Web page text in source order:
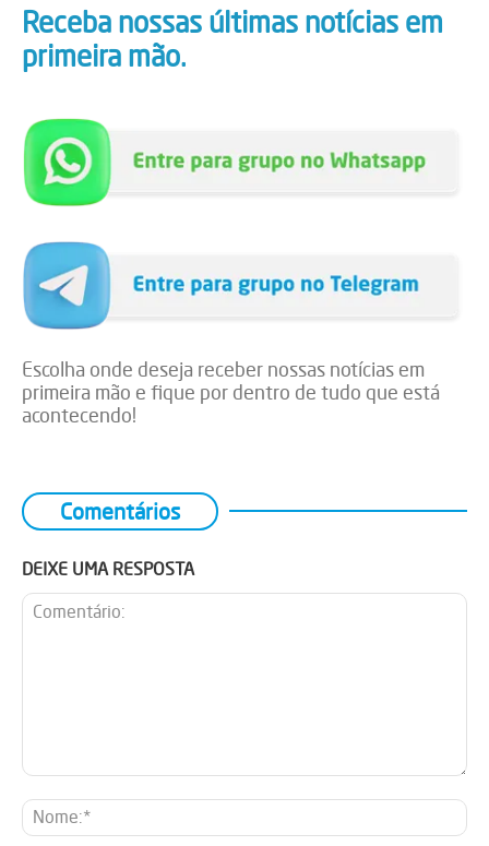
Receba nossas últimas notícias em
primeira mão.
Escolha onde deseja receber nossas notícias em
primeira mão e fique por dentro de tudo que está
acontecendo!
Comentários
DEIXE UMA RESPOSTA